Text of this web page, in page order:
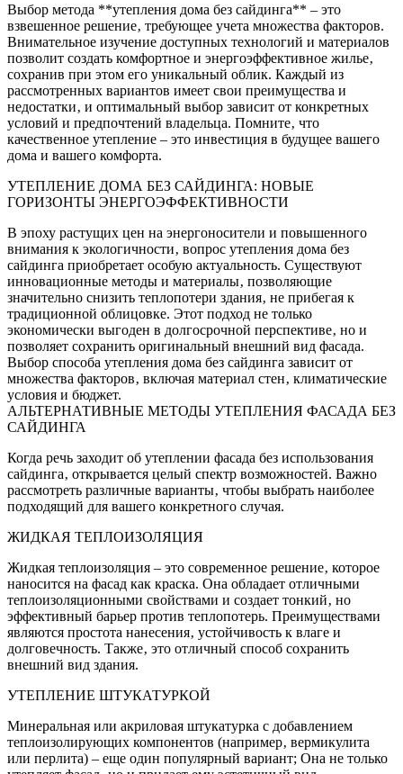
Выбор метода **утепления дома без сайдинга** – это
взвешенное решение‚ требующее учета множества факторов.
Внимательное изучение доступных технологий и материалов
позволит создать комфортное и энергоэффективное жилье‚
сохранив при этом его уникальный облик. Каждый из
рассмотренных вариантов имеет свои преимущества и
недостатки‚ и оптимальный выбор зависит от конкретных
условий и предпочтений владельца. Помните‚ что
качественное утепление – это инвестиция в будущее вашего
дома и вашего комфорта.
УТЕПЛЕНИЕ ДОМА БЕЗ САЙДИНГА: НОВЫЕ
ГОРИЗОНТЫ ЭНЕРГОЭФФЕКТИВНОСТИ
В эпоху растущих цен на энергоносители и повышенного
внимания к экологичности‚ вопрос утепления дома без
сайдинга приобретает особую актуальность. Существуют
инновационные методы и материалы‚ позволяющие
значительно снизить теплопотери здания‚ не прибегая к
традиционной облицовке. Этот подход не только
экономически выгоден в долгосрочной перспективе‚ но и
позволяет сохранить оригинальный внешний вид фасада.
Выбор способа утепления дома без сайдинга зависит от
множества факторов‚ включая материал стен‚ климатические
условия и бюджет.
АЛЬТЕРНАТИВНЫЕ МЕТОДЫ УТЕПЛЕНИЯ ФАСАДА БЕЗ
САЙДИНГА
Когда речь заходит об утеплении фасада без использования
сайдинга‚ открывается целый спектр возможностей. Важно
рассмотреть различные варианты‚ чтобы выбрать наиболее
подходящий для вашего конкретного случая.
ЖИДКАЯ ТЕПЛОИЗОЛЯЦИЯ
Жидкая теплоизоляция – это современное решение‚ которое
наносится на фасад как краска. Она обладает отличными
теплоизоляционными свойствами и создает тонкий‚ но
эффективный барьер против теплопотерь. Преимуществами
являются простота нанесения‚ устойчивость к влаге и
долговечность. Также‚ это отличный способ сохранить
внешний вид здания.
УТЕПЛЕНИЕ ШТУКАТУРКОЙ
Минеральная или акриловая штукатурка с добавлением
теплоизолирующих компонентов (например‚ вермикулита
или перлита) – еще один популярный вариант; Она не только